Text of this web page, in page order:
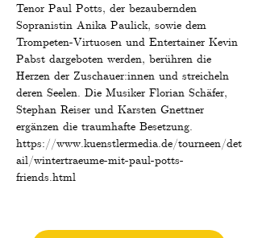
Tenor Paul Potts, der bezaubernden
Sopranistin Anika Paulick, sowie dem
Trompeten-Virtuosen und Entertainer Kevin
Pabst dargeboten werden, berühren die
Herzen der Zuschauer:innen und streicheln
deren Seelen. Die Musiker Florian Schäfer,
Stephan Reiser und Karsten Gnettner
ergänzen die traumhafte Besetzung.
https://www.kuenstlermedia.de/tourneen/det
ail/wintertraeume-mit-paul-potts-
friends.html